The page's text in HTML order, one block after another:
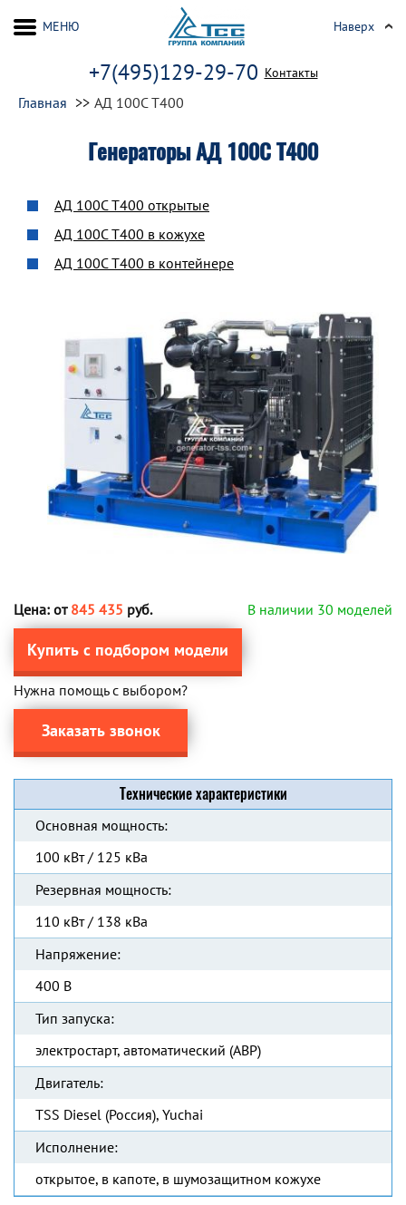
+7(495)129-29-70 Контакты
МЕНЮ Наверх
Главная АД 100С Т400
Генераторы АД 100С Т400
АД 100С Т400 открытые
АД 100С Т400 в кожухе
АД 100С Т400 в контейнере
Цена: от 845 435 руб. В наличии 30 моделей
Купить с подбором модели
Нужна помощь с выбором?
Заказать звонок
Технические характеристики
Основная мощность:
100 кВт / 125 кВа
Резервная мощность:
110 кВт / 138 кВа
Напряжение:
400 В
Тип запуска:
электростарт, автоматический (АВР)
Двигатель:
TSS Diesel (Россия), Yuchai
Исполнение:
открытое, в капоте, в шумозащитном кожухе